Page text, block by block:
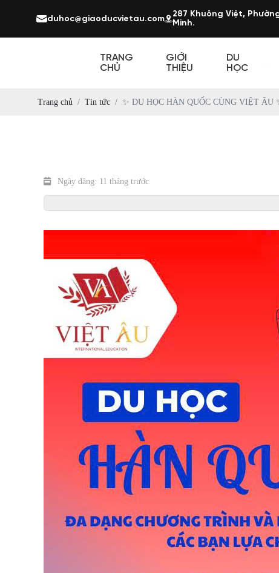
duhoc@giaoducvietau.com
287 Khuông Việt,
Minh.
TRANG
CHỦ
GIỚI
THIỆU
DU
HỌC
Trang chủ Tin tức ✨ DU HỌC HÀN QUỐC CÙNG VIỆT ÂU
Ngày đăng: 11 tháng trước